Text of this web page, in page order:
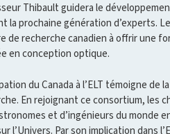
Thibault guidera le
la prochaine génération d’experts.
de recherche canadien à offrir une
en conception optique.
du Canada à l’ELT témoigne
En rejoignant ce consortium, les
et d’ingénieurs du monde
l’Univers. Par son implication dans